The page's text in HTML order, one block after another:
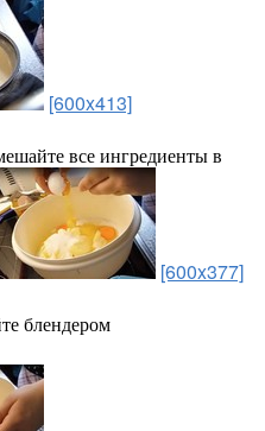
[600x413]
все ингредиенты в
[600x377]
блендером